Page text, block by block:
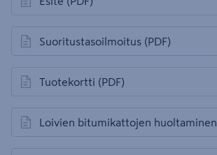
avautuu uuteen välilehteen
Suoritustasoilmoitus (PDF)
avautuu uuteen välilehteen
Tuotekortti (PDF)
avautuu uuteen välilehteen
Loivien bitumikattojen huoltaminen
avautuu uuteen välilehteen